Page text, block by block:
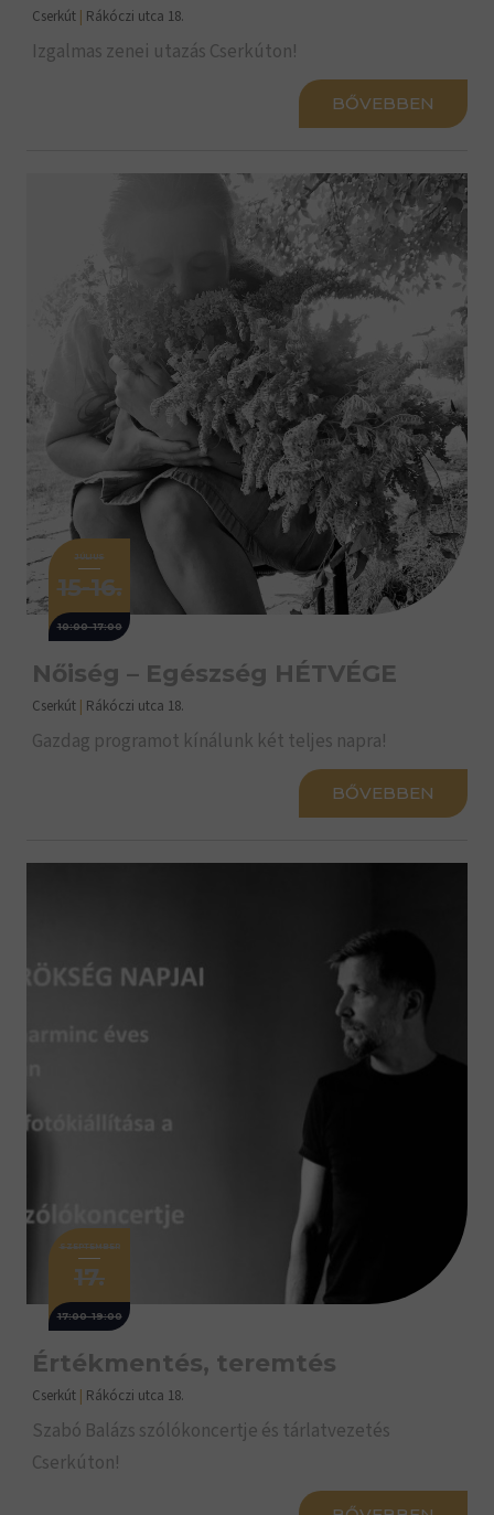
Cserkút | Rákóczi utca 18.
Izgalmas zenei utazás Cserkúton!
BŐVEBBEN
JÚLIUS
15-16.
10:00-17:00
Nőiség – Egészség HÉTVÉGE
Cserkút | Rákóczi utca 18.
Gazdag programot kínálunk két teljes napra!
BŐVEBBEN
SZEPTEMBER
17.
17:00-19:00
Értékmentés, teremtés
Cserkút | Rákóczi utca 18.
Szabó Balázs szólókoncertje és tárlatvezetés
Cserkúton!